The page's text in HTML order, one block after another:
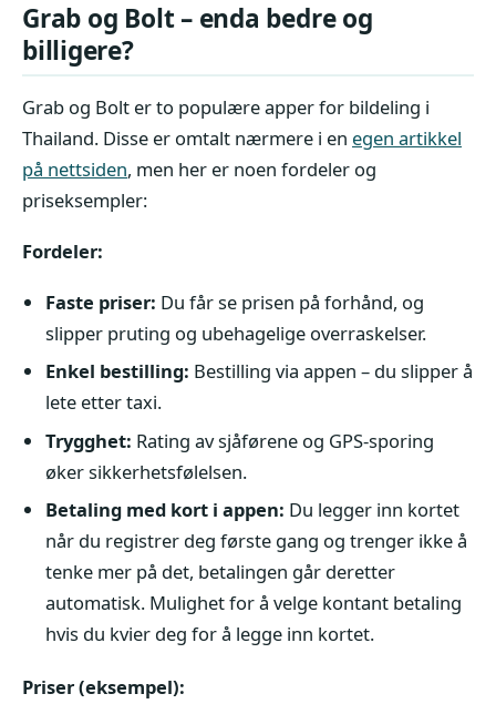
Grab og Bolt – enda bedre og
billigere?
Grab og Bolt er to populære apper for bildeling i
Thailand. Disse er omtalt nærmere i en egen artikkel
på nettsiden, men her er noen fordeler og
priseksempler:
Fordeler:
Faste priser: Du får se prisen på forhånd, og
slipper pruting og ubehagelige overraskelser.
Enkel bestilling: Bestilling via appen – du slipper å
lete etter taxi.
Trygghet: Rating av sjåførene og GPS-sporing
øker sikkerhetsfølelsen.
Betaling med kort i appen: Du legger inn kortet
når du registrer deg første gang og trenger ikke å
tenke mer på det, betalingen går deretter
automatisk. Mulighet for å velge kontant betaling
hvis du kvier deg for å legge inn kortet.
Priser (eksempel):